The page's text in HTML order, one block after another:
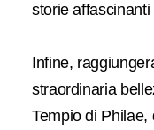
storie
Infine,
straordinaria
Tempio di